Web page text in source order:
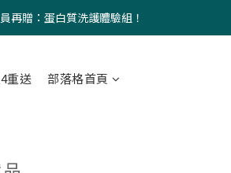
再贈：蛋白質洗護體驗組！
重送 部落格首頁